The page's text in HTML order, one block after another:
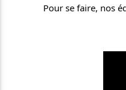
Pour se faire, nos